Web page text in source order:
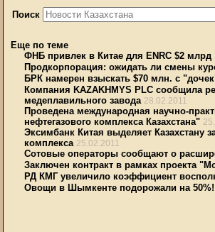
Поиск
Еще по теме
ФНБ привлек в Китае для ENRC $2 млрд
Продкорпорация: ожидать ли смены
БРК намерен взыскать $70 млн. с
Компания KAZAKHMYS PLC сообщила
медеплавильного завода 28.02.2011
Проведена международная научно-
нефтегазового комплекса Казахстана"
Эксимбанк Китая выделяет Казахстану
комплекса 25.02.2011
Сотовые операторы сообщают о
Заключен контракт в рамках проекта
РД КМГ увеличило коэффициент
Овощи в Шымкенте подорожали на 50%!